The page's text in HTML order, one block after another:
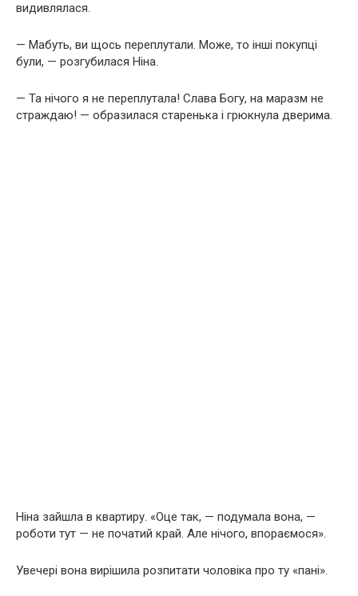
видивлялася.
— Мабуть, ви щось переплутали. Може, то інші покупці
були, — розгубилася Ніна.
— Та нічого я не переплутала! Слава Богу, на маразм не
страждаю! — образилася старенька і грюкнула дверима.
Ніна зайшла в квартиру. «Оце так, — подумала вона, —
роботи тут — не початий край. Але нічого, впораємося».
Увечері вона вирішила розпитати чоловіка про ту «пані».